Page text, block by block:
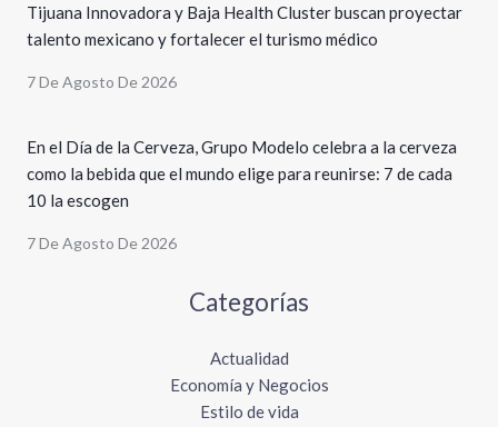
Tijuana Innovadora y Baja Health Cluster buscan proyectar
talento mexicano y fortalecer el turismo médico
7 De Agosto De 2026
En el Día de la Cerveza, Grupo Modelo celebra a la cerveza
como la bebida que el mundo elige para reunirse: 7 de cada
10 la escogen
7 De Agosto De 2026
Categorías
Actualidad
Economía y Negocios
Estilo de vida